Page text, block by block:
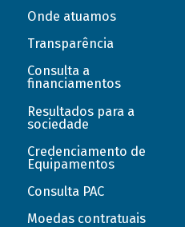
Onde atuamos
Transparência
Consulta a
financiamentos
Resultados para a
sociedade
Credenciamento de
Equipamentos
Consulta PAC
Moedas contratuais